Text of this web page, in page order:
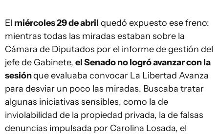
El miércoles 29 de abril quedó expuesto ese freno:
mientras todas las miradas estaban sobre la
Cámara de Diputados por el informe de gestión del
jefe de Gabinete, el Senado no logró avanzar con la
sesiónque evaluaba convocar La Libertad Avanza
para desviar un poco las miradas. Buscaba tratar
algunas iniciativas sensibles, como la de
inviolabilidad de la propiedad privada, la de falsas
denuncias impulsada por Carolina Losada, el